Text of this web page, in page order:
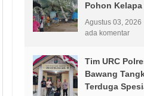
Pohon
Agustus 03, 2026
ada komentar
Tim URC
Bawang
Terduga